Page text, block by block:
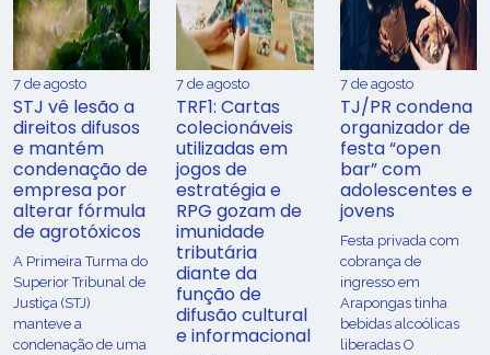
7 de agosto
STJ vê lesão a
direitos difusos
e mantém
condenação de
empresa por
alterar fórmula
de agrotóxicos
​A Primeira Turma do
Superior Tribunal de
Justiça (STJ)
manteve a
condenação de uma
7 de agosto
TRF1: Cartas
colecionáveis
utilizadas em
jogos de
estratégia e
RPG gozam de
imunidade
tributária
diante da
função de
difusão cultural
e informacional
7 de agosto
TJ/PR condena
organizador de
festa “open
bar” com
adolescentes e
jovens
Festa privada com
cobrança de
ingresso em
Arapongas tinha
bebidas alcoólicas
liberadas O